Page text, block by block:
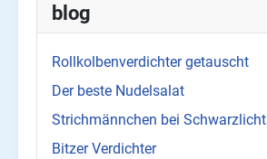
blog
Rollkolbenverdichter getauscht
Der beste Nudelsalat
Strichmännchen bei Schwarzlicht
Bitzer Verdichter